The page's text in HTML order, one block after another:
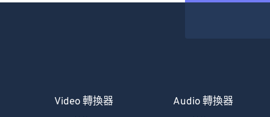
Video 轉換器 Audio 轉換器